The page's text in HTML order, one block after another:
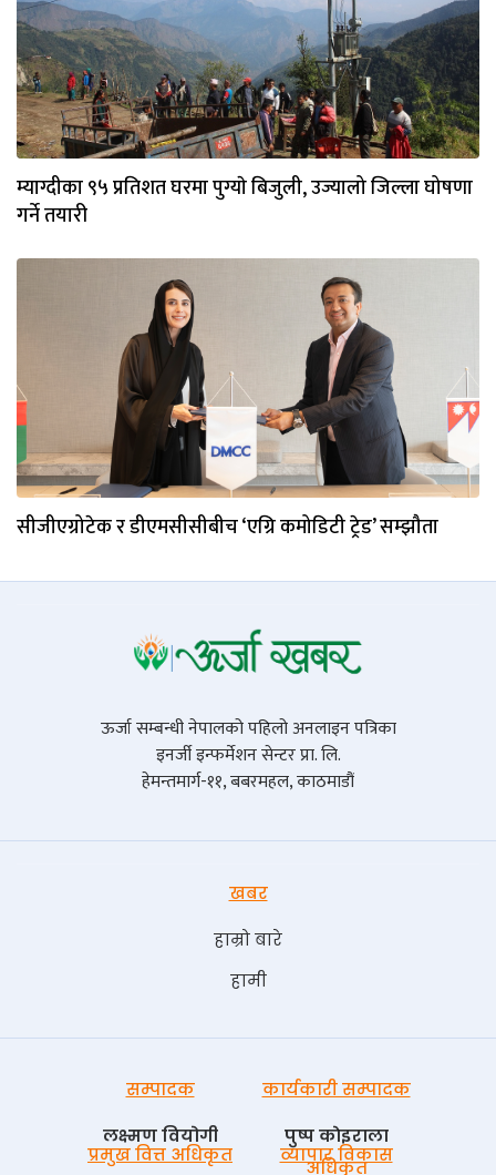
म्याग्दीका ९५ प्रतिशत घरमा पुग्याे बिजुली, उज्यालो जिल्ला घोषणा
गर्ने तयारी
सीजीएग्रोटेक र डीएमसीसीबीच ‘एग्रि कमोडिटी ट्रेड’ सम्झौता
ऊर्जा सम्बन्धी नेपालको पहिलो अनलाइन पत्रिका
इनर्जी इन्फर्मेशन सेन्टर प्रा. लि.
हेमन्तमार्ग-११, बबरमहल, काठमाडौं
खबर
हाम्रो बारे
हामी
सम्पादक
लक्ष्मण वियोगी
कार्यकारी सम्पादक
पुष्प काेइराला
प्रमुख वित्त अधिकृत
व्यापार विकास
अधिकृत